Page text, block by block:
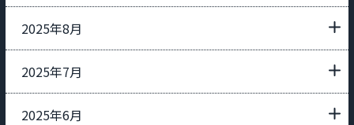
2025年8月
2025年7月
2025年6月